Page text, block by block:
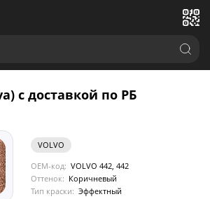
с доставкой по РБ
VOLVO
OEM-код: VOLVO 442, 442
Оттенок: Коричневый
Тип краски: Эффектный